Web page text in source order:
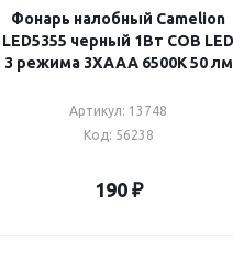
Фонарь налобный Camelion
LED5355 черный 1Вт COB LED
3 режима 3XAAA 6500К 50 лм
Артикул: 13748
Код: 56238
190₽